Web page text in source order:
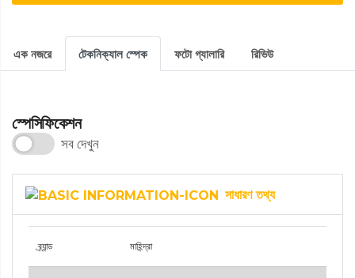
এক নজরে টেকনিক্যাল স্পেক ফটো গ্যালারি রিভিউ
স্পেসিফিকেশন
সব দেখুন
সাধারণ তথ্য
ব্র্যান্ড মাহিন্দ্রা